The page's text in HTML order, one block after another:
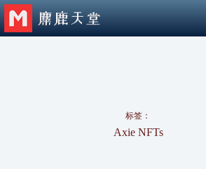
跳
至
标签：
Axie NFTs